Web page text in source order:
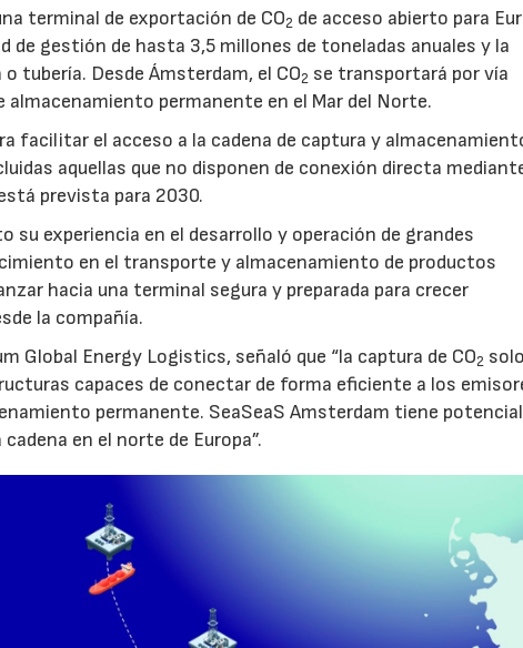
terminal de exportación de CO2 de acceso abierto para
de gestión de hasta 3,5 millones de toneladas anuales y la
tubería. Desde Ámsterdam, el CO2 se transportará por vía
permanente en el Mar del Norte.
facilitar el acceso a la cadena de captura y
aquellas que no disponen de conexión directa
prevista para 2030.
su experiencia en el desarrollo y operación de grandes
en el transporte y almacenamiento de productos
hacia una terminal segura y preparada para crecer
la compañía.
Global Energy Logistics, señaló que “la captura de CO2 solo
capaces de conectar de forma eficiente a los
permanente. SeaSeaS Amsterdam tiene potencial
en el norte de Europa”.